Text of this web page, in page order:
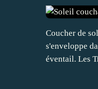
Coucher de
s'enveloppe
éventail. Les